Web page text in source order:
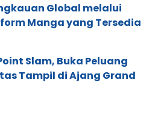
Global melalui
Manga yang Tersedia
Slam, Buka Peluang
Tampil di Ajang Grand